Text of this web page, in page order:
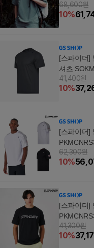
68,600원
10%
[스파이더]
셔츠
41,400원
10%
[스파이더]
62,300원
10%
[스파이더]
41,300원
10%